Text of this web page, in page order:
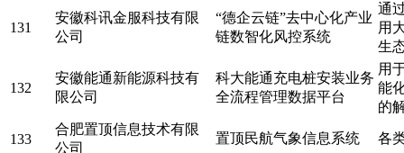
131
安徽科讯金服科技有限
公司
“德企云链”去中心化产业
链数智化风控系统
通
用
生
132
安徽能通新能源科技有
限公司
科大能通充电桩安装业务
全流程管理数据平台
用
能
的
133
合肥置顶信息技术有限
公司
置顶民航气象信息系统 各